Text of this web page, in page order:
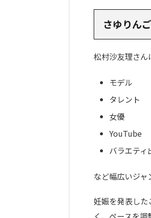
さゆりん
松村沙友理さん
モデル
タレント
女優
YouTube
バラエティ
など幅広いジャ
妊娠を発表し